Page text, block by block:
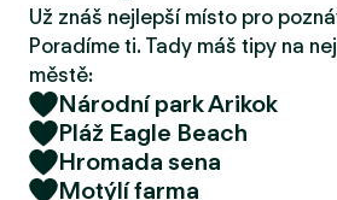
Už znáš nejlepší místo pro
Poradíme ti. Tady máš tipy na
městě:
Národní park Arikok
Pláž Eagle Beach
Hromada sena
Motýlí farma